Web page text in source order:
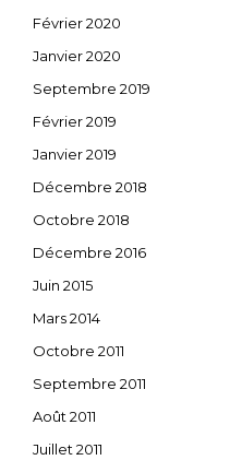
Février 2020
Janvier 2020
Septembre 2019
Février 2019
Janvier 2019
Décembre 2018
Octobre 2018
Décembre 2016
Juin 2015
Mars 2014
Octobre 2011
Septembre 2011
Août 2011
Juillet 2011